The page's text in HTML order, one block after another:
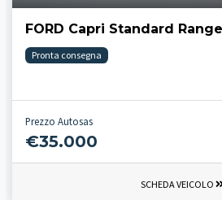
FORD Capri Standard
Pronta consegna
Prezzo Autosas
€35.000
SCHEDA VEICOLO